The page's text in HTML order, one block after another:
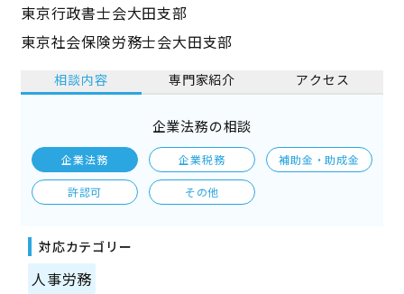
東京行政書士会大田支部
東京社会保険労務士会大田支部
相談内容 専門家紹介 アクセス
企業法務の相談
企業法務 企業税務 補助金・助成金
許認可 その他
対応カテゴリー
人事労務